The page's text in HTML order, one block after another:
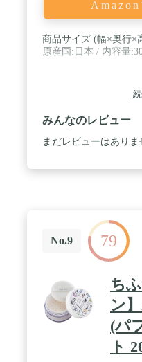
Amazon
商品サイズ (幅×奥行×
原産国:日本 / 内容量
みんなのレビュー
まだレビューはありま
No.9 79
ち
ン
(パ
ト